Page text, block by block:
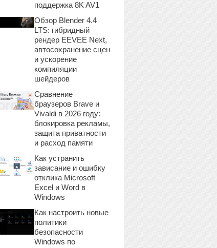
поддержка 8K AV1
Обзор Blender 4.4
LTS: гибридный
рендер EEVEE Next,
автосохранение сцен
и ускорение
компиляции
шейдеров
Сравнение
браузеров Brave и
Vivaldi в 2026 году:
блокировка рекламы,
защита приватности
и расход памяти
Как устранить
зависание и ошибку
отклика Microsoft
Excel и Word в
Windows
Как настроить новые
политики
безопасности
Windows по